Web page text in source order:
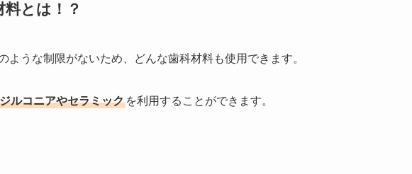
とは！？
ような制限がないため、どんな歯科材料も使用できます。
ルコニアやセラミック を利用することができます。